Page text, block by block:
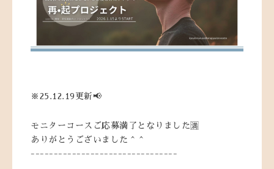
※25.12.19更新📢
モニターコースご応募満了となりました🈵
ありがとうございました＾＾
--------------------------------